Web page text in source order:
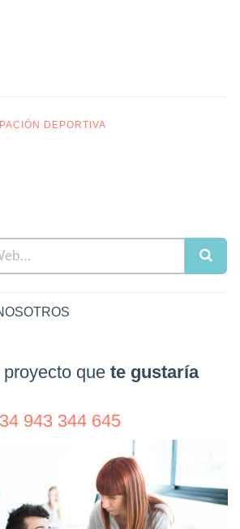
DEPORTIVA
que te gustaría
943 344 645